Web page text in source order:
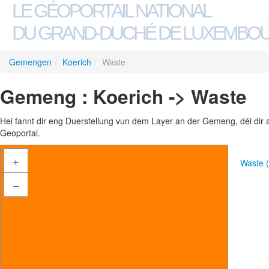
LE GÉOPORTAIL NATIONAL
DU GRAND-DUCHÉ DE
Gemengen / Koerich / Waste
Gemeng : Koerich -> Waste
Hei fannt dir eng Duerstellung vun dem Layer an der Gemeng, déi
Geoportal.
+
–
Waste